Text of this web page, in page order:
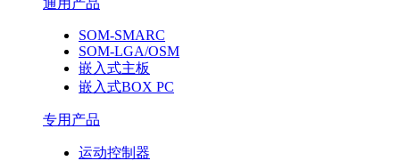
SOM-SMARC
SOM-LGA/OSM
嵌入式主板
嵌入式BOX PC
专用产品
运动控制器